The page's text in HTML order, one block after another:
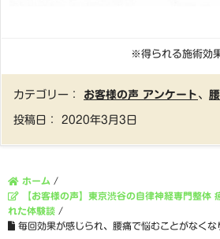
※得られる施術効
カテゴリー： お客様の声 アンケート 、
投稿日： 2020年3月3日
ホーム /
【お客様の声】東京渋谷の自律神経専門整体
れた体験談 /
毎回効果が感じられ、腰痛で悩むことがなくな